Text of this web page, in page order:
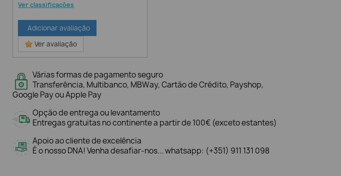
Ver classificações
Adicionar avaliação
Ver avaliação
Várias formas de pagamento seguro
Transferência, Multibanco, MBWay, Cartão de Crédito, Payshop,
Google Pay ou Apple Pay
Opção de entrega ou levantamento
Entregas gratuitas no continente a partir de 100€ (exceto estantes)
Apoio ao cliente de excelência
É o nosso DNA! Venha desafiar-nos... whatsapp: (+351) 911 131 098